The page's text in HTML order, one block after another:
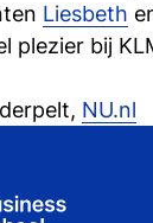
Liesbeth
plezier bij
NU.nl